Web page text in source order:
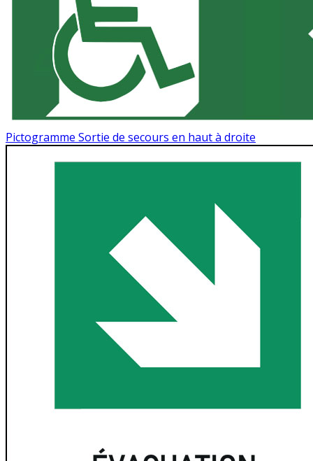
Pictogramme Sortie de secours en haut à droite